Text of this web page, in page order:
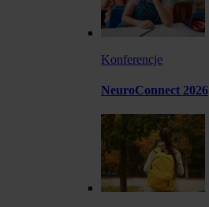
Konferencje
NeuroConnect 2026